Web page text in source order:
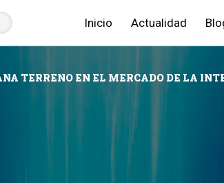
Inicio Actualidad
TERRENO EN EL MERCADO DE LA